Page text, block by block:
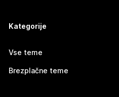
Kategorije
Vse teme
Brezplačne teme